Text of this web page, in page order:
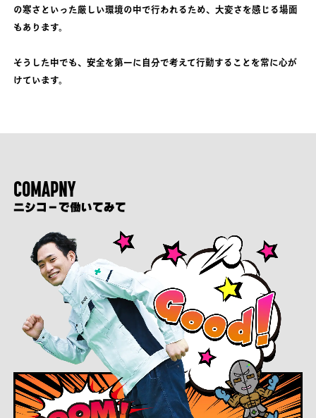
の寒さといった厳しい環境の中で行われるため、大変さを感じる場面
もあります。
そうした中でも、安全を第一に自分で考えて行動することを常に心が
けています。
COMAPNY
ニシコーで働いてみて